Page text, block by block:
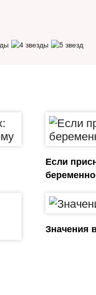
Если
Значения